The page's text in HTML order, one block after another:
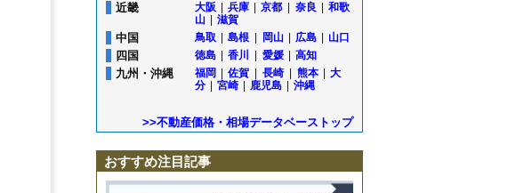
近畿 大阪 兵庫 京都 奈良
和歌
山
滋賀
中国 鳥取 島根 岡山 広島 山口
四国 徳島 香川 愛媛 高知
九州・沖縄 福岡 佐賀 長崎 熊本
大
分
宮崎 鹿児島 沖縄
>>不動産価格・相場データベーストップ
おすすめ注目記事